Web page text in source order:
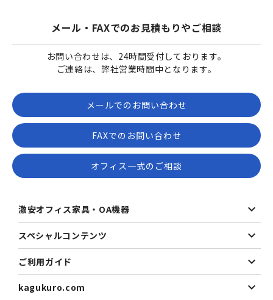
メール・FAXでのお見積もりやご相談
お問い合わせは、24時間受付しております。
ご連絡は、弊社営業時間中となります。
メールでのお問い合わせ
FAXでのお問い合わせ
オフィス一式のご相談
激安オフィス家具・OA機器
スペシャルコンテンツ
ご利用ガイド
kagukuro.com